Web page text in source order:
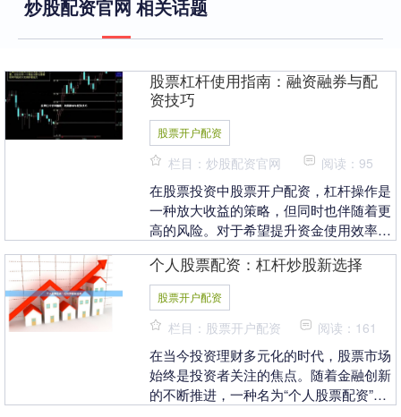
炒股配资官网 相关话题
股票杠杆使用指南：融资融券与配
资技巧
股票开户配资
栏目：炒股配资官网 阅读：95
在股票投资中股票开户配资，杠杆操作是
一种放大收益的策略，但同时也伴随着更
高的风险。对于希望提升资金使用效率的
常见的杠杆工具至....
个人股票配资：杠杆炒股新选择
股票开户配资
栏目：股票开户配资 阅读：161
在当今投资理财多元化的时代，股票市场
始终是投资者关注的焦点。随着金融创新
的不断推进，一种名为“个人股票配资”的